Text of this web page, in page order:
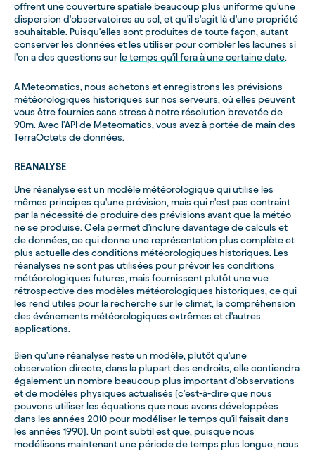
offrent une couverture spatiale beaucoup plus uniforme qu'une
dispersion d'observatoires au sol, et qu'il s'agit là d'une propriété
souhaitable. Puisqu'elles sont produites de toute façon, autant
conserver les données et les utiliser pour combler les lacunes si
l'on a des questions sur le temps qu'il fera à une certaine date.
A Meteomatics, nous achetons et enregistrons les prévisions
météorologiques historiques sur nos serveurs, où elles peuvent
vous être fournies sans stress à notre résolution brevetée de
90m. Avec l'API de Meteomatics, vous avez à portée de main des
TerraOctets de données.
REANALYSE
Une réanalyse est un modèle météorologique qui utilise les
mêmes principes qu'une prévision, mais qui n'est pas contraint
par la nécessité de produire des prévisions avant que la météo
ne se produise. Cela permet d'inclure davantage de calculs et
de données, ce qui donne une représentation plus complète et
plus actuelle des conditions météorologiques historiques. Les
réanalyses ne sont pas utilisées pour prévoir les conditions
météorologiques futures, mais fournissent plutôt une vue
rétrospective des modèles météorologiques historiques, ce qui
les rend utiles pour la recherche sur le climat, la compréhension
des événements météorologiques extrêmes et d'autres
applications.
Bien qu'une réanalyse reste un modèle, plutôt qu'une
observation directe, dans la plupart des endroits, elle contiendra
également un nombre beaucoup plus important d'observations
et de modèles physiques actualisés (c'est-à-dire que nous
pouvons utiliser les équations que nous avons développées
dans les années 2010 pour modéliser le temps qu'il faisait dans
les années 1990). Un point subtil est que, puisque nous
modélisons maintenant une période de temps plus longue, nous